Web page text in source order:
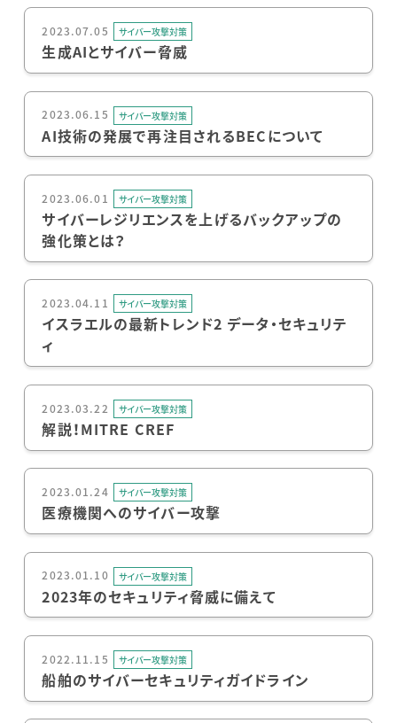
2023.07.05 サイバー攻撃対策
生成AIとサイバー脅威
2023.06.15 サイバー攻撃対策
AI技術の発展で再注目されるBECについて
2023.06.01 サイバー攻撃対策
サイバーレジリエンスを上げるバックアップの
強化策とは？
2023.04.11 サイバー攻撃対策
イスラエルの最新トレンド2 データ・セキュリテ
ィ
2023.03.22 サイバー攻撃対策
解説！MITRE CREF
2023.01.24 サイバー攻撃対策
医療機関へのサイバー攻撃
2023.01.10 サイバー攻撃対策
2023年のセキュリティ脅威に備えて
2022.11.15 サイバー攻撃対策
船舶のサイバーセキュリティガイドライン